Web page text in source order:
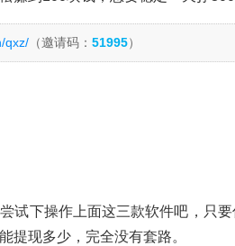
qxz/ （邀请码： 51995）
试下操作上面这三款软件吧，只
提现多少，完全没有套路。